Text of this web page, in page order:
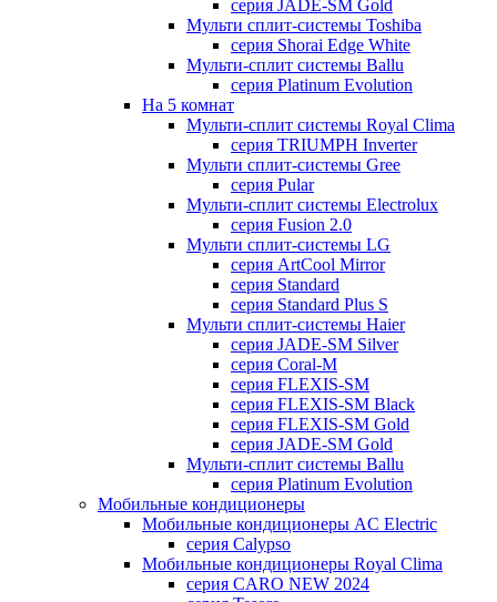
серия JADE-SM Gold
Мульти сплит-системы Toshiba
серия Shorai Edge White
Мульти-сплит системы Ballu
серия Platinum Evolution
На 5 комнат
Мульти-сплит системы Royal Clima
серия TRIUMPH Inverter
Мульти сплит-системы Gree
серия Pular
Мульти-сплит системы Electrolux
серия Fusion 2.0
Мульти сплит-системы LG
серия ArtCool Mirror
серия Standard
серия Standard Plus S
Мульти сплит-системы Haier
серия JADE-SM Silver
серия Coral-M
серия FLEXIS-SM
серия FLEXIS-SM Black
серия FLEXIS-SM Gold
серия JADE-SM Gold
Мульти-сплит системы Ballu
серия Platinum Evolution
Мобильные кондиционеры
Мобильные кондиционеры AC Electric
серия Calypso
Мобильные кондиционеры Royal Clima
серия CARO NEW 2024